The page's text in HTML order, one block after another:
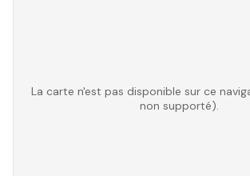
La carte n'est pas disponible sur ce
non supporté).